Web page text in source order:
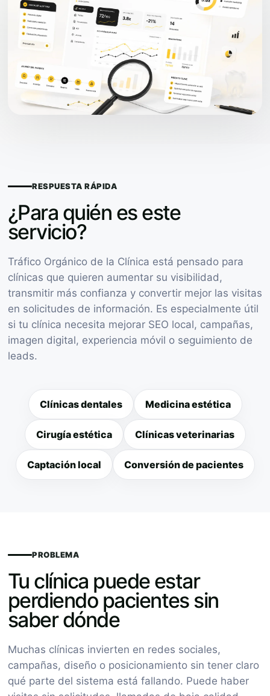
RESPUESTA RÁPIDA
¿Para quién es este
servicio?
Tráfico Orgánico de la Clínica está pensado para
clínicas que quieren aumentar su visibilidad,
transmitir más confianza y convertir mejor las visitas
en solicitudes de información. Es especialmente útil
si tu clínica necesita mejorar SEO local, campañas,
imagen digital, experiencia móvil o seguimiento de
leads.
Clínicas dentales Medicina estética
Cirugía estética Clínicas veterinarias
Captación local Conversión de pacientes
PROBLEMA
Tu clínica puede estar
perdiendo pacientes sin
saber dónde
Muchas clínicas invierten en redes sociales,
campañas, diseño o posicionamiento sin tener claro
qué parte del sistema está fallando. Puede haber